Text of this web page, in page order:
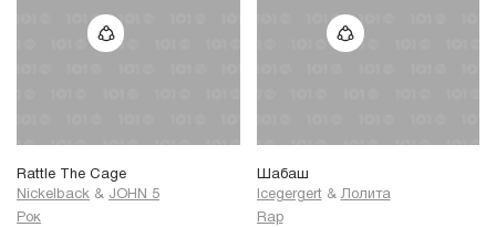
Rattle The Cage
Nickelback & JOHN 5
Рок
Шабаш
Icegergert & Лолита
Rap